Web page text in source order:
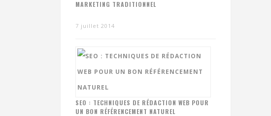
MARKETING TRADITIONNEL
7 juillet 2014
SEO : TECHNIQUES DE RÉDACTION WEB POUR
UN BON RÉFÉRENCEMENT NATUREL